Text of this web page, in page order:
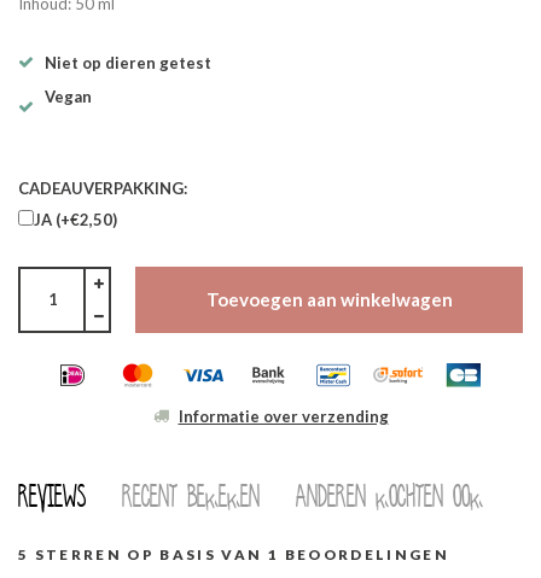
Inhoud: 50 ml
Niet op dieren getest
Vegan
CADEAUVERPAKKING:
JA (+€2,50)
Toevoegen aan winkelwagen
Informatie over verzending
Reviews Recent bekeken Anderen kochten ook
5 STERREN OP BASIS VAN 1 BEOORDELINGEN